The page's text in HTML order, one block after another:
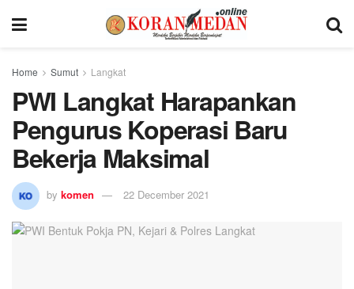
Home Sumut Langkat
PWI Langkat Harapankan
Pengurus Koperasi Baru
Bekerja Maksimal
by komen 22 December 2021